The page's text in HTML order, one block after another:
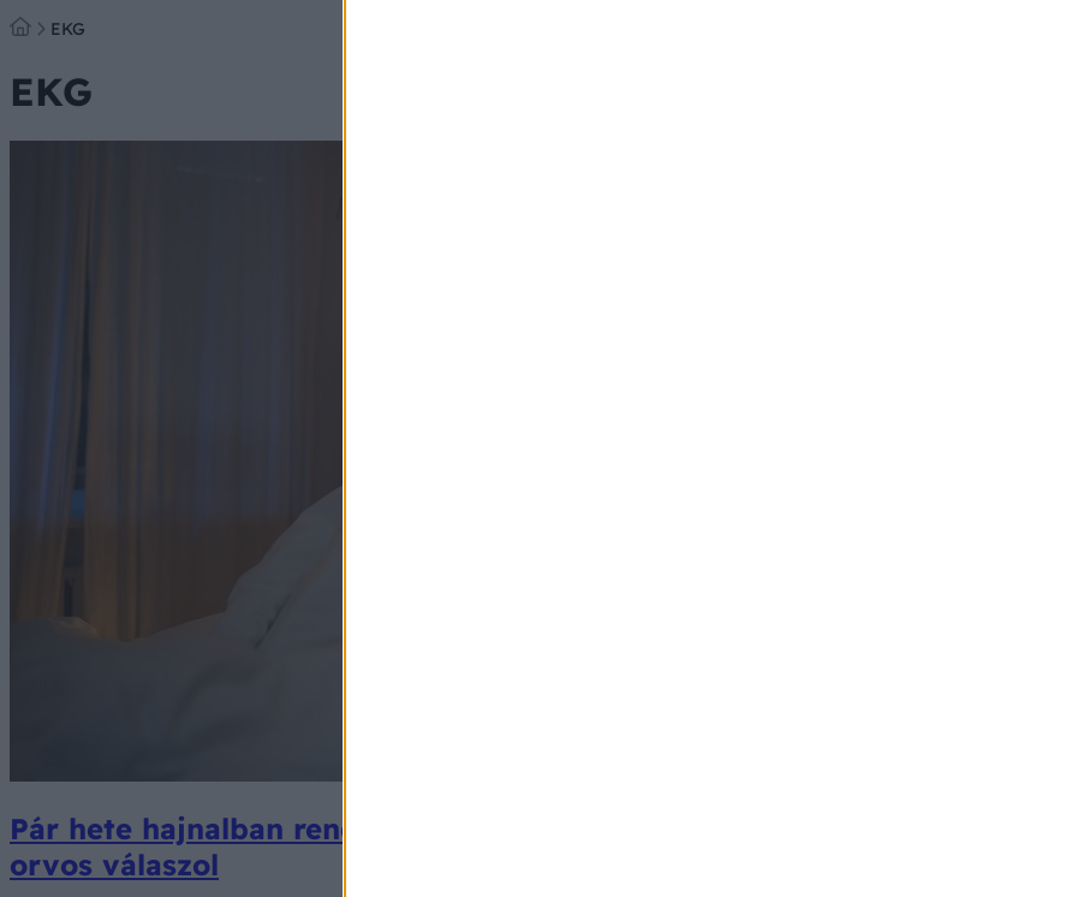
EKG
EKG
Pár hete hajnalban rendszeresen felriadok és belső szorongást érzek -
orvos válaszol